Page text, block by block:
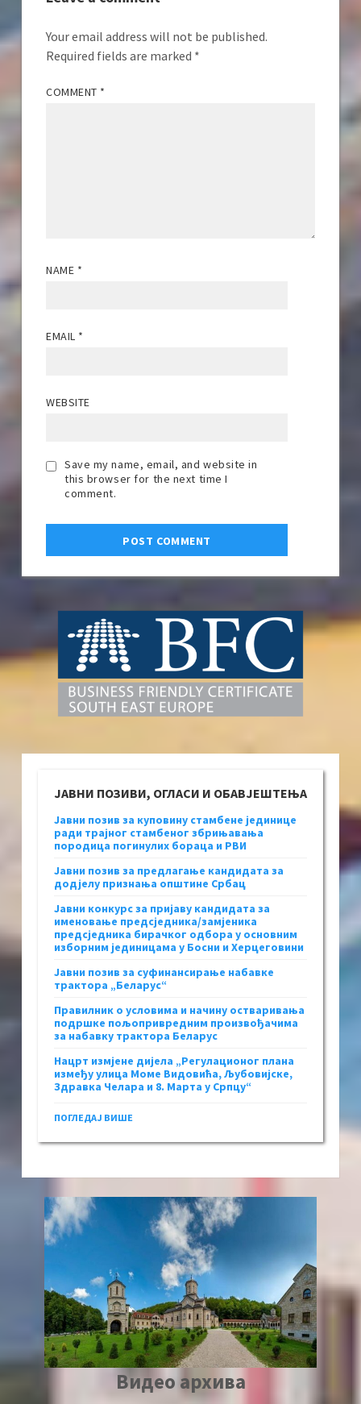
Your email address will not be published.
Required fields are marked *
COMMENT *
NAME *
EMAIL *
WEBSITE
Save my name, email, and website in
this browser for the next time I
comment.
ЈАВНИ ПОЗИВИ, ОГЛАСИ И ОБАВЈЕШТЕЊА
Јавни позив за куповину стамбене јединице
ради трајног стамбеног збрињавања
породица погинулих бораца и РВИ
Јавни позив за предлагање кандидата за
додјелу признања општине Србац
Јавни конкурс за пријаву кандидата за
именовање предсједника/замјеника
предсједника бирачког одбора у основним
изборним јединицама у Босни и Херцеговини
Јавни позив за суфинансирање набавке
трактора „Беларус“
Правилник о условима и начину остваривања
подршке пољопривредним произвођачима
за набавку трактора Беларус
Нацрт измјене дијела „Регулационог плана
између улица Моме Видовића, Љубовијске,
Здравка Челара и 8. Марта у Српцу“
ПОГЛЕДАЈ ВИШЕ
Видео архива